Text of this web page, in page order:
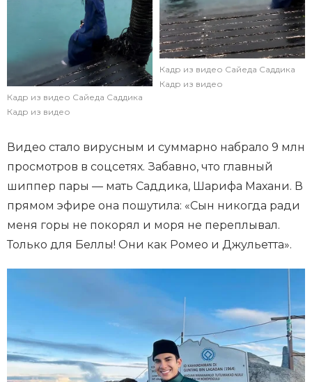
Кадр из видео Сайеда Саддика
Кадр из видео
Кадр из видео Сайеда Саддика
Кадр из видео
Видео стало вирусным и суммарно набрало 9 млн
просмотров в соцсетях. Забавно, что главный
шиппер пары — мать Саддика, Шарифа Махани. В
прямом эфире она пошутила: «Сын никогда ради
меня горы не покорял и моря не переплывал.
Только для Беллы! Они как Ромео и Джульетта».